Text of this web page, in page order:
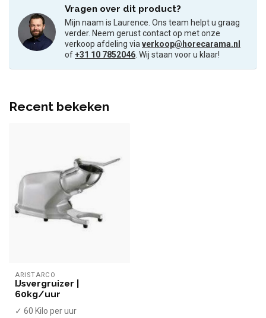
Vragen over dit product?
Mijn naam is Laurence. Ons team helpt u graag
verder. Neem gerust contact op met onze
verkoop afdeling viaverkoop@horecarama.nl
of+31 10 7852046. Wij staan voor u klaar!
Recent bekeken
ARISTARCO
IJsvergruizer |
60kg/uur
✓ 60 Kilo per uur